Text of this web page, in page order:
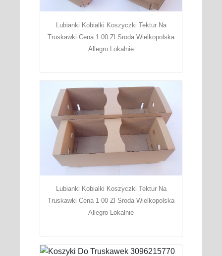
Lubianki Kobialki Koszyczki Tektur Na
Truskawki Cena 1 00 Zl Sroda Wielkopolska
Allegro Lokalnie
Lubianki Kobialki Koszyczki Tektur Na
Truskawki Cena 1 00 Zl Sroda Wielkopolska
Allegro Lokalnie